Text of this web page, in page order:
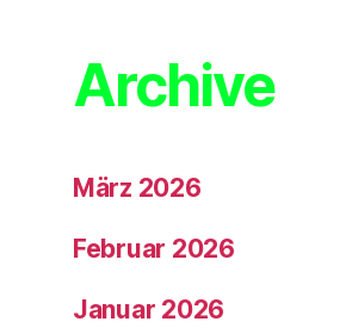
Archive
März 2026
Februar 2026
Januar 2026